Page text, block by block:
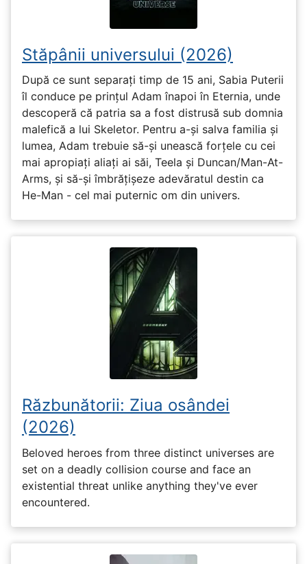
Stăpânii universului (2026)
După ce sunt separați timp de 15 ani, Sabia Puterii
îl conduce pe prințul Adam înapoi în Eternia, unde
descoperă că patria sa a fost distrusă sub domnia
malefică a lui Skeletor. Pentru a-și salva familia și
lumea, Adam trebuie să-și unească forțele cu cei
mai apropiați aliați ai săi, Teela și Duncan/Man-At-
Arms, și să-și îmbrățișeze adevăratul destin ca
He-Man - cel mai puternic om din univers.
Răzbunătorii: Ziua osândei
(2026)
Beloved heroes from three distinct universes are
set on a deadly collision course and face an
existential threat unlike anything they've ever
encountered.